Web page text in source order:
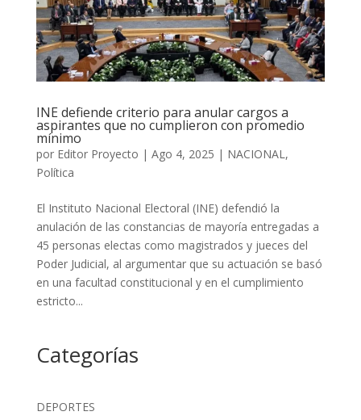
INE defiende criterio para anular cargos a
aspirantes que no cumplieron con promedio
mínimo
por Editor Proyecto | Ago 4, 2025 | NACIONAL,
Política
El Instituto Nacional Electoral (INE) defendió la
anulación de las constancias de mayoría entregadas a
45 personas electas como magistrados y jueces del
Poder Judicial, al argumentar que su actuación se basó
en una facultad constitucional y en el cumplimiento
estricto...
Categorías
DEPORTES